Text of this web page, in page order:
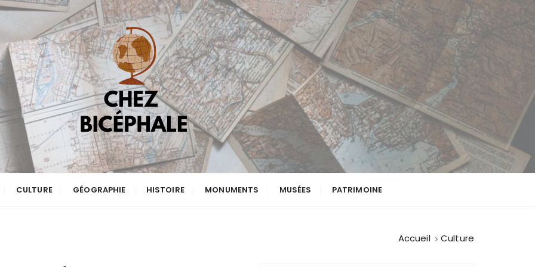
CULTURE GÉOGRAPHIE HISTOIRE MONUMENTS MUSÉES PATRIMOINE
Accueil Culture